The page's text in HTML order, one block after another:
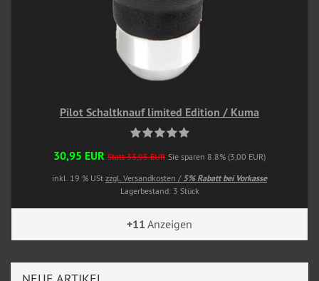
Pilot Schaltknauf limited Edition / Kuma
30,95 EUR Statt 33,95 EUR Sie sparen 8.8% (3,00 EUR)
inkl. 19 % USt zzgl. Versandkosten / 5% Rabatt bei Vorkasse
Lagerbestand: 3 Stück
+11 Anzeigen